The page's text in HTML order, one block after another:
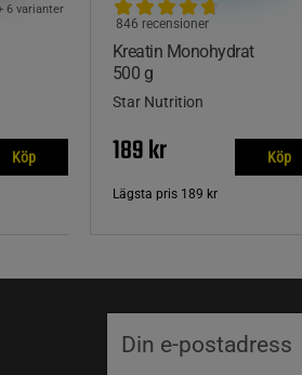
6 varianter
Köp
Kreatin Monohydrat
500 g
846 recensioner
Star Nutrition
189 kr Köp
Lägsta pris 189 kr